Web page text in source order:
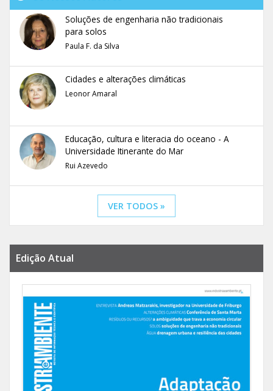
Soluções de engenharia não tradicionais
para solos
Paula F. da Silva
Cidades e alterações climáticas
Leonor Amaral
Educação, cultura e literacia do oceano - A
Universidade Itinerante do Mar
Rui Azevedo
VER TODOS »
Edição Atual